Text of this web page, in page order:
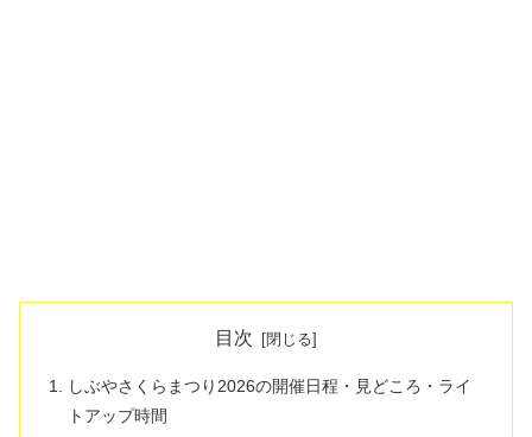
目次
しぶやさくらまつり2026の開催日程・見どころ・ライ
トアップ時間